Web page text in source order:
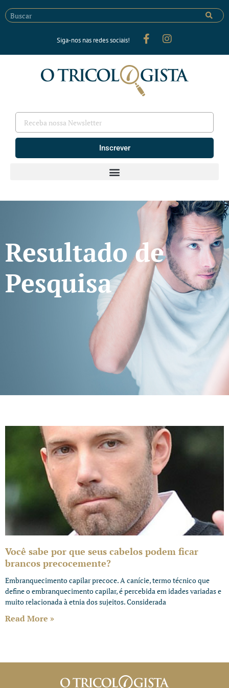
Siga-nos nas redes sociais!
Inscrever
Resultado de
Pesquisa
Você sabe por que seus cabelos podem ficar
brancos precocemente?
Embranquecimento capilar precoce. A canície, termo técnico que
define o embranquecimento capilar, é percebida em idades variadas e
muito relacionada à etnia dos sujeitos. Considerada
Read More »